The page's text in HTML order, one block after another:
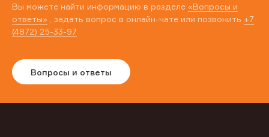
Вы можете найти информацию в разделе «Вопросы и
ответы» , задать вопрос в онлайн-чате или позвонить +7
(4872) 25-33-97
Вопросы и ответы